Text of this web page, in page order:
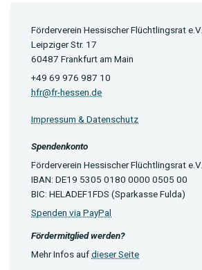
Förderverein Hessischer Flüchtlingsrat e.V.
Leipziger Str. 17
60487 Frankfurt am Main
+49 69 976 987 10
hfr@fr-hessen.de
Impressum & Datenschutz
Spendenkonto
Förderverein Hessischer Flüchtlingsrat e.V.
IBAN: DE19 5305 0180 0000 0505 00
BIC: HELADEF1FDS (Sparkasse Fulda)
Spenden via PayPal
Fördermitglied werden?
Mehr Infos aufdieser Seite